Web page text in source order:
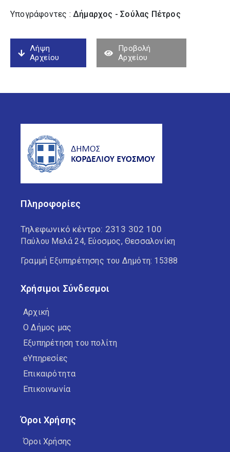
Υπογράφοντες : Δήμαρχος - Σούλας Πέτρος
Λήψη
Αρχείου
Προβολή
Αρχείου
Πληροφορίες
Τηλεφωνικό κέντρο: 2313 302 100
Παύλου Μελά 24, Εύοσμος, Θεσσαλονίκη
Γραμμή Εξυπηρέτησης του Δημότη: 15388
Χρήσιμοι Σύνδεσμοι
Αρχική
Ο Δήμος μας
Εξυπηρέτηση του πολίτη
eΥπηρεσίες
Επικαιρότητα
Επικοινωνία
Όροι Χρήσης
Όροι Χρήσης